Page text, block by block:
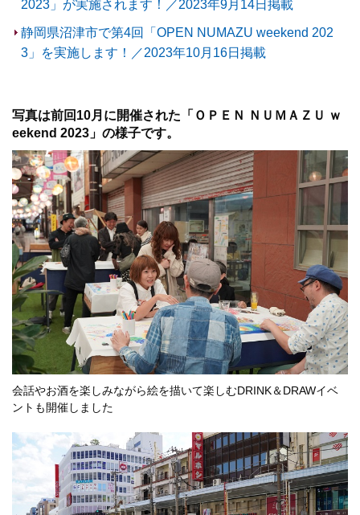
2023」が実施されます！／2023年9月14日掲載
静岡県沼津市で第4回「OPEN NUMAZU weekend 202
3」を実施します！／2023年10月16日掲載
写真は前回10月に開催された「ＯＰＥＮ ＮＵＭＡＺＵ ｗ
eekend 2023」の様子です。
会話やお酒を楽しみながら絵を描いて楽しむDRINK＆DRAWイベ
ントも開催しました